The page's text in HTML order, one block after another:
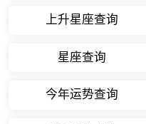
上升星座查询
星座查询
今年运势查询